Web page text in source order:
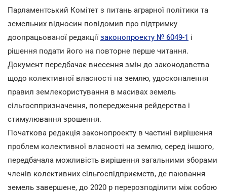
Парламентський Комітет з питань аграрної політики та
земельних відносин повідомив про підтримку
доопрацьованої редакції законопроекту № 6049-1 і
рішення подати його на повторне перше читання.
Документ передбачає внесення змін до законодавства
щодо колективної власності на землю, удосконалення
правил землекористування в масивах земель
сільгосппризначення, попередження рейдерства і
стимулювання зрошення.
Початкова редакція законопроекту в частині вирішення
проблем колективної власності на землю, серед іншого,
передбачала можливість вирішення загальними зборами
членів колективних сільгоспідприємств, де паювання
земель завершене, до 2020 р перерозподілити між собою